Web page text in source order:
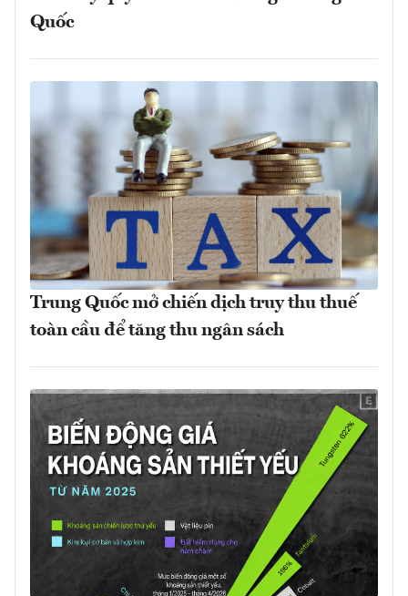
Quốc
Trung Quốc mở chiến dịch truy thu thuế
toàn cầu để tăng thu ngân sách